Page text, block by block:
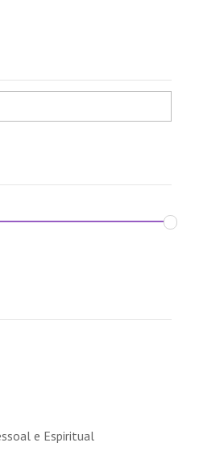
e Espiritual